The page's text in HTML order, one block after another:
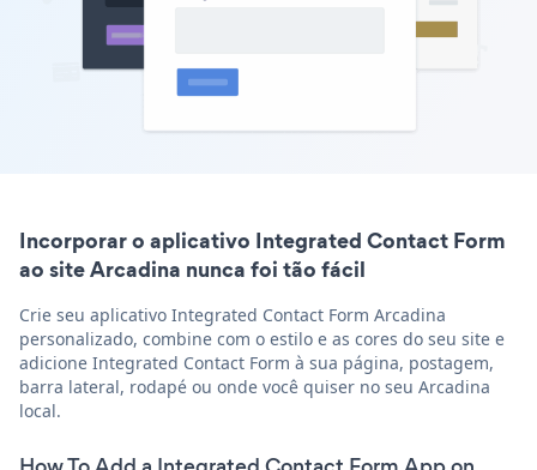
Incorporar o aplicativo Integrated Contact Form
ao site Arcadina nunca foi tão fácil
Crie seu aplicativo Integrated Contact Form Arcadina
personalizado, combine com o estilo e as cores do seu site e
adicione Integrated Contact Form à sua página, postagem,
barra lateral, rodapé ou onde você quiser no seu Arcadina
local.